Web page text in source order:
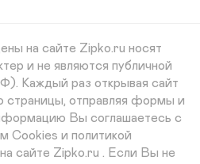
на сайте Zipko.ru носят
и не являются публичной
Каждый раз открывая сайт
страницы, отправляя формы и
Вы соглашаетесь с
Cookies и политикой
сайте Zipko.ru . Если Вы не